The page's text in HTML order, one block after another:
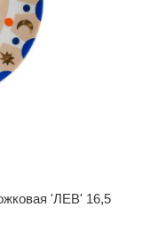
'ЛЕВ' 16,5